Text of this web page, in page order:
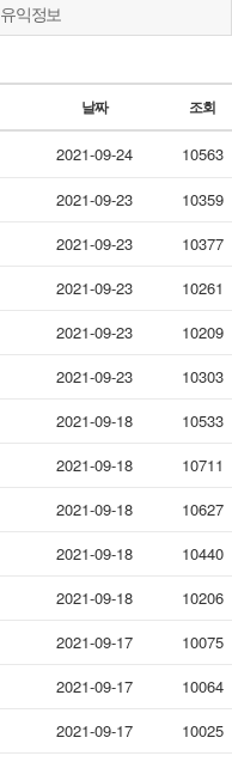
유익정보
날짜 조회
2021-09-24 10563
2021-09-23 10359
2021-09-23 10377
2021-09-23 10261
2021-09-23 10209
2021-09-23 10303
2021-09-18 10533
2021-09-18 10711
2021-09-18 10627
2021-09-18 10440
2021-09-18 10206
2021-09-17 10075
2021-09-17 10064
2021-09-17 10025